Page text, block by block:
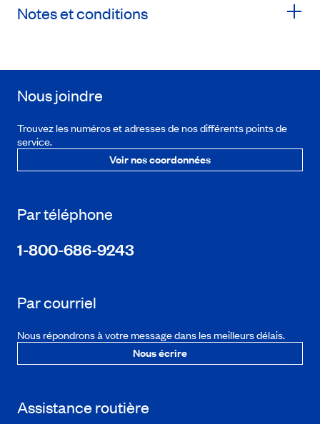
Notes et conditions
Nous joindre
Trouvez les numéros et adresses de nos différents points de
service.
Voir nos coordonnées
Par téléphone
1-800-686-9243
Par courriel
Nous répondrons à votre message dans les meilleurs délais.
Nous écrire
Assistance routière